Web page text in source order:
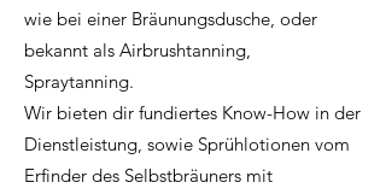
wie bei einer Bräunungsdusche, oder
bekannt als Airbrushtanning,
Spraytanning.
Wir bieten dir fundiertes Know-How in der
Dienstleistung, sowie Sprühlotionen vom
Erfinder des Selbstbräuners mit